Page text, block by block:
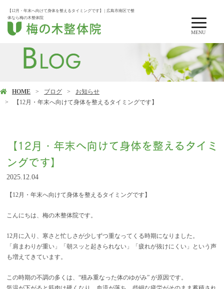
MENU
【12月・年末へ向けて身体を整えるタイミングです】 | 広島市南区で整
体なら梅の木整体院
HOME ブログ
お知らせ
【12月・年末へ向けて身体を整えるタイミングです】
【12月・年末へ向けて身体を整えるタイミ
ングです】
2025.12.04
【12月・年末へ向けて身体を整えるタイミングです】
こんにちは、梅の木整体院です。
12月に入り、寒さと忙しさが少しずつ重なってくる時期になりました。
「肩まわりが重い」「朝スッと起きられない」「疲れが抜けにくい」という声
も増えてきています。
この時期の不調の多くは、“積み重なった体のゆがみ” が原因です。